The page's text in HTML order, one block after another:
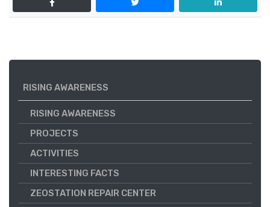
RISING AWARENESS
RISING AWARENESS
PROJECTS
ACTIVITIES
INTERESTING FACTS
ZEOSTATION REPAIR CENTER